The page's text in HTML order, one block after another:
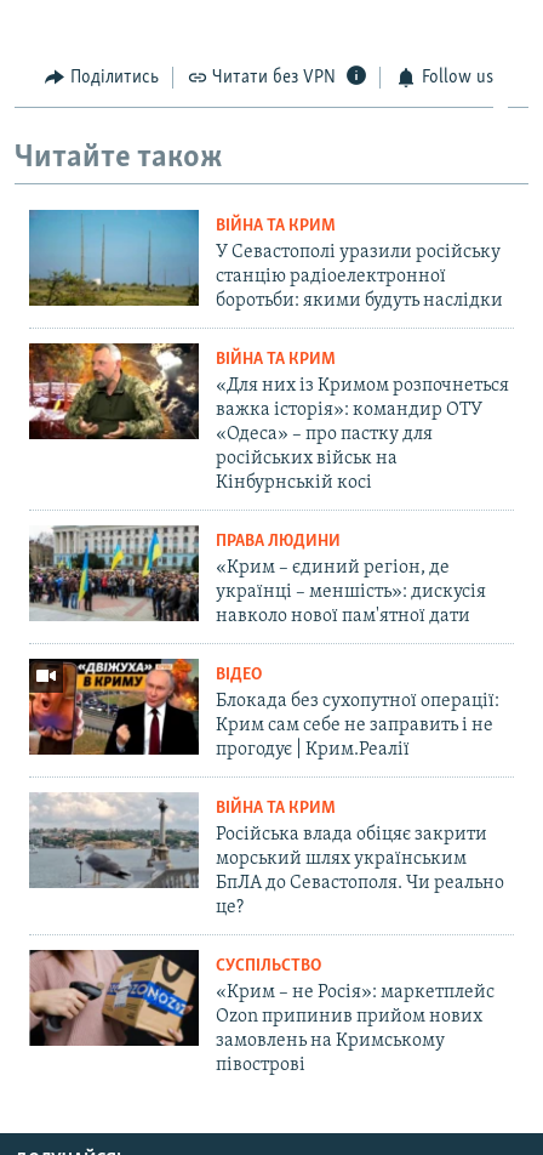
Поділитись Читати без VPN Follow us
Читайте також
ВІЙНА ТА КРИМ
У Севастополі уразили російську
станцію радіоелектронної
боротьби: якими будуть наслідки
ВІЙНА ТА КРИМ
«Для них із Кримом розпочнеться
важка історія»: командир ОТУ
«Одеса» – про пастку для
російських військ на
Кінбурнській косі
ПРАВА ЛЮДИНИ
«Крим – єдиний регіон, де
українці – меншість»: дискусія
навколо нової пам'ятної дати
ВІДЕО
Блокада без сухопутної операції:
Крим сам себе не заправить і не
прогодує | Крим.Реалії
ВІЙНА ТА КРИМ
Російська влада обіцяє закрити
морський шлях українським
БпЛА до Севастополя. Чи реально
це?
СУСПІЛЬСТВО
«Крим – не Росія»: маркетплейс
Ozon припинив прийом нових
замовлень на Кримському
півострові